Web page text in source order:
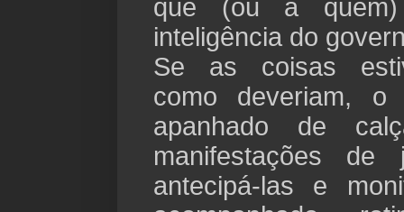
que (ou a
inteligência do
Se as coisas
como deveriam,
apanhado de
manifestações de
antecipá-las e